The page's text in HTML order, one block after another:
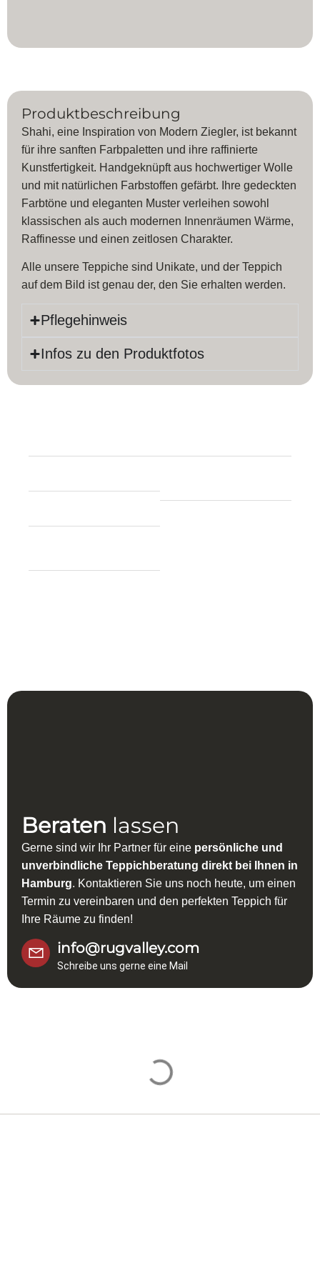
Produktbeschreibung
Shahi, eine Inspiration von Modern Ziegler, ist bekannt
für ihre sanften Farbpaletten und ihre raffinierte
Kunstfertigkeit. Handgeknüpft aus hochwertiger Wolle
und mit natürlichen Farbstoffen gefärbt. Ihre gedeckten
Farbtöne und eleganten Muster verleihen sowohl
klassischen als auch modernen Innenräumen Wärme,
Raffinesse und einen zeitlosen Charakter.
Alle unsere Teppiche sind Unikate, und der Teppich
auf dem Bild ist genau der, den Sie erhalten werden.
Pflegehinweis
Infos zu den Produktfotos
Länge:250 cm
Breite:83 cm
Dicke:8 mm
Farbe:Beige
Beraten lassen
Gerne sind wir Ihr Partner für eine persönliche und
unverbindliche Teppichberatung direkt bei Ihnen in
Hamburg. Kontaktieren Sie uns noch heute, um einen
Termin zu vereinbaren und den perfekten Teppich für
Ihre Räume zu finden!
info@rugvalley.com
Schreibe uns gerne eine Mail